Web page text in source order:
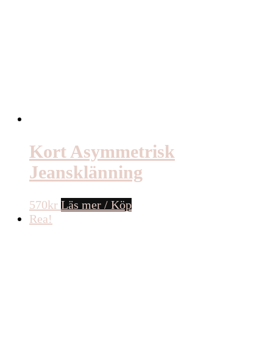
Kort Asymmetrisk
Jeansklänning
570kr Läs mer / Köp
Rea!